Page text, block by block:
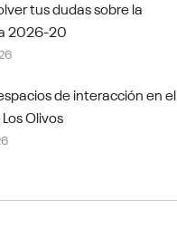
tus dudas sobre la
2026-20
de interacción en el
Olivos